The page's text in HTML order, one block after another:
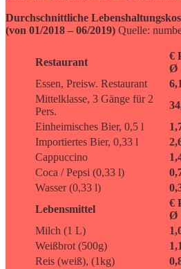
Durchschnittliche
(von 01/2018 – 06/2019) Quelle:
Restaurant
€
Ø
Essen, Preisw. Restaurant
Mittelklasse, 3 Gänge für 2
Pers.
Einheimisches Bier, 0,5 l
Importiertes Bier, 0,33 l
Cappuccino
Coca / Pepsi (0,33 l)
Wasser (0,33 l)
Lebensmittel
€
Ø
Milch (1 L)
Weißbrot (500g)
Reis (weiß), (1kg)